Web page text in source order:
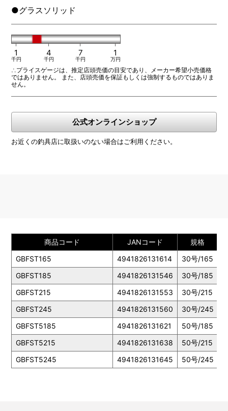
●グラスソリッド
1
千円
4
千円
7
千円
1
万円
∴プライスゲージは、推定店頭売価の目安であり、メーカー希望小売価格
ではありません。 また、店頭売価を保証もしくは強制するものではありま
せん。
公式オンラインショップ
お近くの釣具店に取扱いのない場合はご利用ください。
商品コード JANコード 規格
GBFST165
4941826131614 30号/165
GBFST185
4941826131546 30号/185
GBFST215
4941826131553 30号/215
GBFST245
4941826131560 30号/245
GBFST5185
4941826131621 50号/185
GBFST5215
4941826131638 50号/215
GBFST5245
4941826131645 50号/245